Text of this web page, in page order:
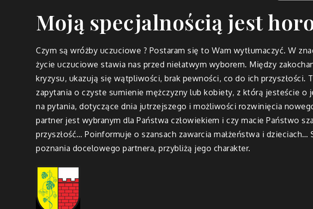
Moją specjalnością jest
Czym są wróżby uczuciowe ? Postaram się to Wam wytłumaczyć. W
życie uczuciowe stawia nas przed niełatwym wyborem. Między
kryzysu, ukazują się wątpliwości, brak pewności, co do ich przyszłości.
zapytania o czyste sumienie mężczyzny lub kobiety, z którą jesteście o
na pytania, dotyczące dnia jutrzejszego i możliwości rozwinięcia
partner jest wybranym dla Państwa człowiekiem i czy macie Państwo
przyszłość… Poinformuje o szansach zawarcia małżeństwa i
poznania docelowego partnera, przybliżą jego charakter.